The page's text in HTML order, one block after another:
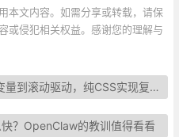
本文内容。如需分享或转载，请保
或侵犯相关权益。感谢您的理解与
滚动驱动，纯CSS实现复杂交互
？OpenClaw的教训值得看看